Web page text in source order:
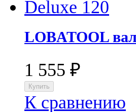
LOBATOOL
1 555 ₽
К сравнению